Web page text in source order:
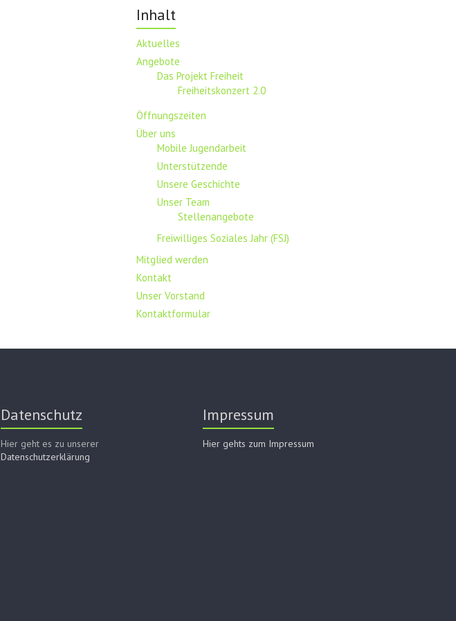
Inhalt
Aktuelles
Angebote
Das Projekt Freiheit
Freiheitskonzert 2.0
Öffnungszeiten
Über uns
Mobile Jugendarbeit
Unterstützende
Unsere Geschichte
Unser Team
Stellenangebote
Freiwilliges Soziales Jahr (FSJ)
Mitglied werden
Kontakt
Unser Vorstand
Kontaktformular
Datenschutz
Hier geht es zu unserer
Datenschutzerklärung
Impressum
Hier gehts zum Impressum